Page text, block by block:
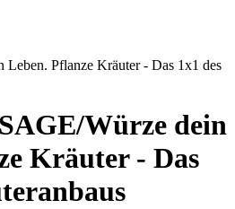
Pflanze Kräuter - Das 1x1 des
Würze dein
Kräuter - Das